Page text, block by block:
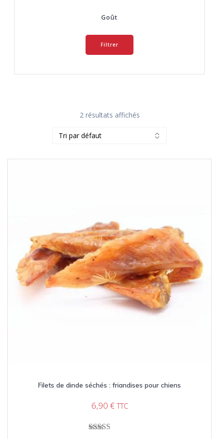
Goût
Filtrer
2 résultats affichés
Filets de dinde séchés : friandises pour chiens
6,90 € TTC